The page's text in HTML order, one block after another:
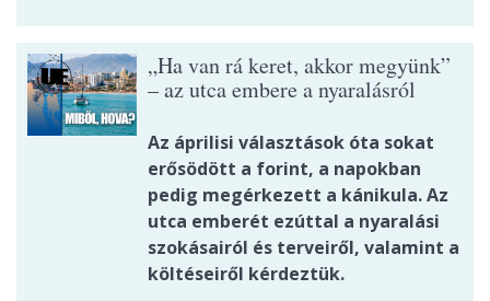
„Ha van rá keret, akkor megyünk”
– az utca embere a nyaralásról
Az áprilisi választások óta sokat
erősödött a forint, a napokban
pedig megérkezett a kánikula. Az
utca emberét ezúttal a nyaralási
szokásairól és terveiről, valamint a
költéseiről kérdeztük.